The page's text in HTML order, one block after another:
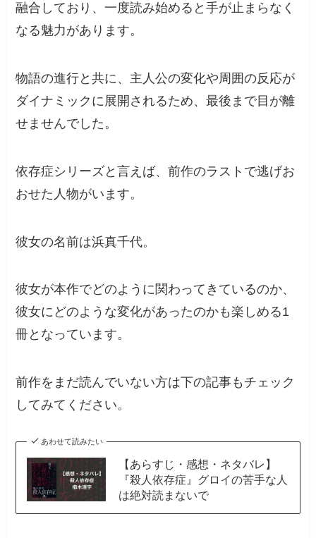
融合しており、一度読み始めると手が止まらなく
なる魅力があります。
物語の進行と共に、主人公の変化や周囲の反応が
ダイナミックに展開されるため、最後まで目が離
せませんでした。
依存症シリーズと言えば、前作のラストで逃げお
おせた人物がいます。
彼女の名前は浜真千代。
彼女が本作でどのように関わってきているのか、
彼女にどのような変化があったのかも楽しめる1
冊となっています。
前作をまだ読んでいない方は下の記事もチェック
してみてください。
あわせて読みたい
【あらすじ・感想・ネタバレ】
『殺人依存症』グロイの苦手な人
は絶対読まないで